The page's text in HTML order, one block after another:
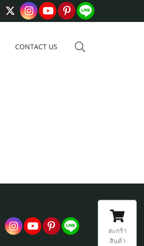
CONTACT US
ตะกร้า
สินค้า